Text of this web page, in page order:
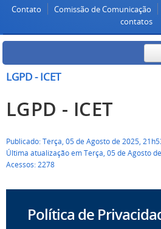
Contato Comissão de Comunicação
contatos
LGPD - ICET
LGPD - ICET
Publicado: Terça, 05 de Agosto de 2025,
Última atualização em Terça, 05 de Agosto
Acessos: 2278
Política de